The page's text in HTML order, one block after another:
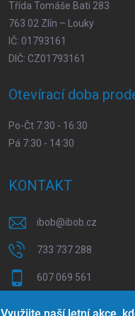
Třída Tomáše Bati 283
763 02 Zlín – Louky
IČ: 01793161
DIČ: CZ01793161
Otevírací doba
Po-Čt 7:30 - 16:30
Pá 7:30 - 14:30
KONTAKT
ibob@ibob.cz
733 737 288
607 069 561